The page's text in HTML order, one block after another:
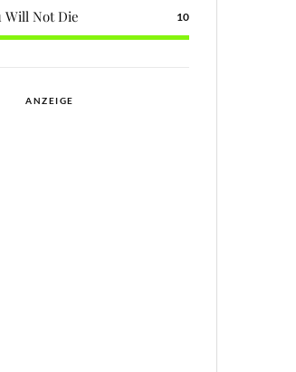
Will Not Die 10
ANZEIGE